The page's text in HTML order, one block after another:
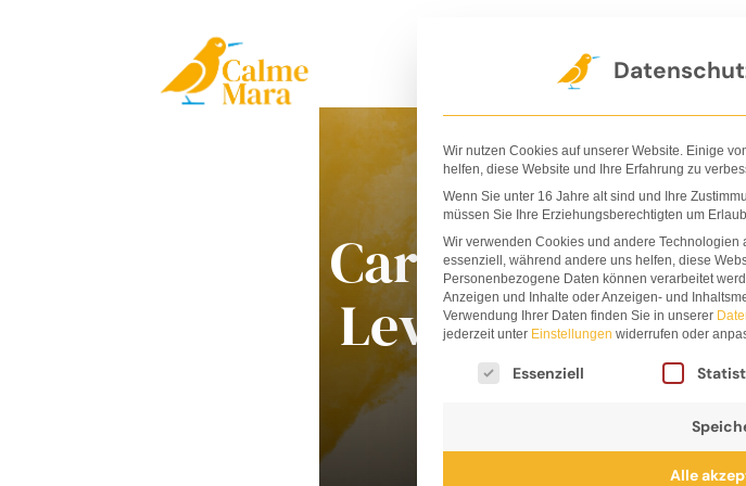
Der Verlag Shop
Caron
Levis
Wir nutzen Cookies auf unserer Website. Einige
helfen, diese Website und Ihre Erfahrung zu
Wenn Sie unter 16 Jahre alt sind und Ihre
müssen Sie Ihre Erziehungsberechtigten um
Wir verwenden Cookies und andere Technologien
essenziell, während andere uns helfen, diese
Personenbezogene Daten können verarbeitet
Anzeigen und Inhalte oder Anzeigen- und
Verwendung Ihrer Daten finden Sie in unserer
jederzeit unter Einstellungen widerrufen oder
Es folgt eine Liste der Service-
Essenziell
Alle